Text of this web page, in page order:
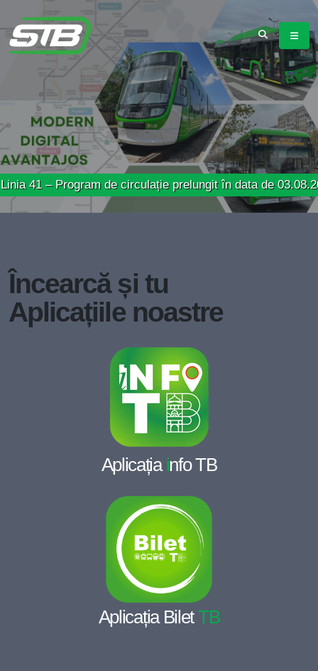
de circulație prelungit în data de 03.08.2026
Încearcă și tu
Aplicațiile noastre
Aplicația info TB
Aplicația BiletTB